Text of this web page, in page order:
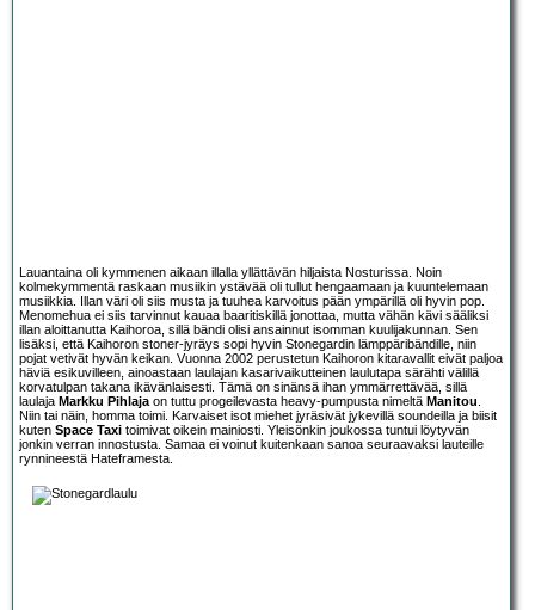
Lauantaina oli kymmenen aikaan illalla yllättävän hiljaista Nosturissa. Noin
kolmekymmentä raskaan musiikin ystävää oli tullut hengaamaan ja kuuntelemaan
musiikkia. Illan väri oli siis musta ja tuuhea karvoitus pään ympärillä oli hyvin pop.
Menomehua ei siis tarvinnut kauaa baaritiskillä jonottaa, mutta vähän kävi sääliksi
illan aloittanutta Kaihoroa, sillä bändi olisi ansainnut isomman kuulijakunnan. Sen
lisäksi, että Kaihoron stoner-jyräys sopi hyvin Stonegardin lämppäribändille, niin
pojat vetivät hyvän keikan. Vuonna 2002 perustetun Kaihoron kitaravallit eivät paljoa
häviä esikuvilleen, ainoastaan laulajan kasarivaikutteinen laulutapa särähti välillä
korvatulpan takana ikävänlaisesti. Tämä on sinänsä ihan ymmärrettävää, sillä
laulaja Markku Pihlajaon tuttu progeilevasta heavy-pumpusta nimeltä Manitou.
Niin tai näin, homma toimi. Karvaiset isot miehet jyräsivät jykevillä soundeilla ja biisit
kuten Space Taxi toimivat oikein mainiosti. Yleisönkin joukossa tuntui löytyvän
jonkin verran innostusta. Samaa ei voinut kuitenkaan sanoa seuraavaksi lauteille
rynnineestä Hateframesta.